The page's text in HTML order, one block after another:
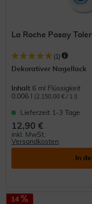
La Roche Posay
(1 )
Dekorativer Nagellack
Inhalt 6 ml Flüssigkeit
0.006 l
(2.150,00 € / 1 l)
Lieferzeit 1-3 Tage
12,90 €
inkl. MwSt.
Versandkosten
In
14